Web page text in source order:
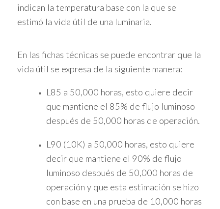
indican la temperatura base con la que se
estimó la vida útil de una luminaria.
En las fichas técnicas se puede encontrar que la
vida útil se expresa de la siguiente manera:
L85 a 50,000 horas, esto quiere decir
que mantiene el 85% de flujo luminoso
después de 50,000 horas de operación.
L90 (10K) a 50,000 horas, esto quiere
decir que mantiene el 90% de flujo
luminoso después de 50,000 horas de
operación y que esta estimación se hizo
con base en una prueba de 10,000 horas